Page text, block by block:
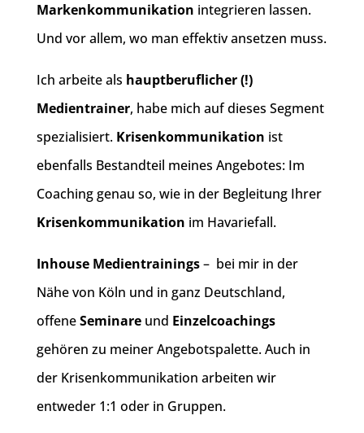
Markenkommunikation integrieren lassen.
Und vor allem, wo man effektiv ansetzen muss.
Ich arbeite als hauptberuflicher (!)
Medientrainer, habe mich auf dieses Segment
spezialisiert. Krisenkommunikation ist
ebenfalls Bestandteil meines Angebotes: Im
Coaching genau so, wie in der Begleitung Ihrer
Krisenkommunikation im Havariefall.
Inhouse Medientrainings– bei mir in der
Nähe von Köln und in ganz Deutschland,
offeneSeminareund Einzelcoachings
gehören zu meiner Angebotspalette. Auch in
der Krisenkommunikation arbeiten wir
entweder 1:1 oder in Gruppen.